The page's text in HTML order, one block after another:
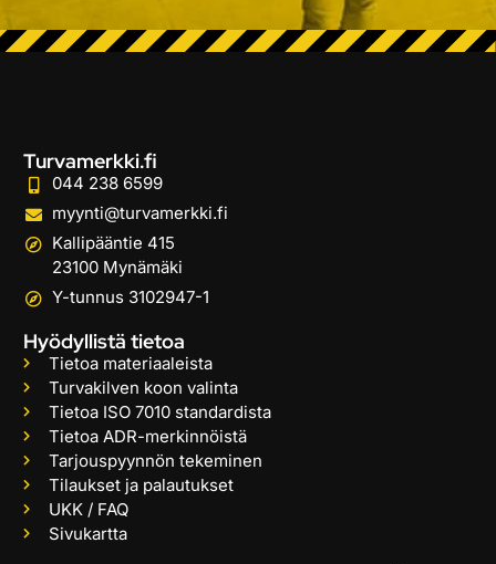
Turvamerkki.fi
044 238 6599
myynti@turvamerkki.fi
Kallipääntie 415
23100 Mynämäki
Y-tunnus 3102947-1
Hyödyllistä tietoa
Tietoa materiaaleista
Turvakilven koon valinta
Tietoa ISO 7010 standardista
Tietoa ADR-merkinnöistä
Tarjouspyynnön tekeminen
Tilaukset ja palautukset
UKK / FAQ
Sivukartta